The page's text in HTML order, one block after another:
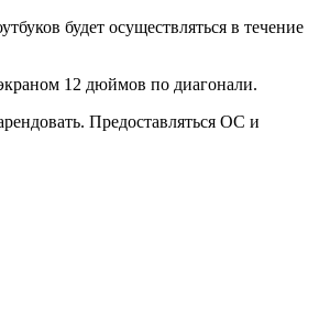
будет осуществляться в течение
12 дюймов по диагонали.
Предоставляться ОС и